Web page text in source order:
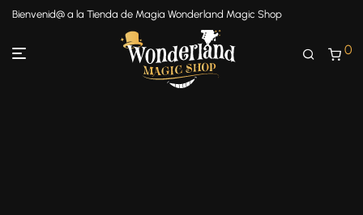
Bienvenid@ a la Tienda de Magia Wonderland Magic Shop
0